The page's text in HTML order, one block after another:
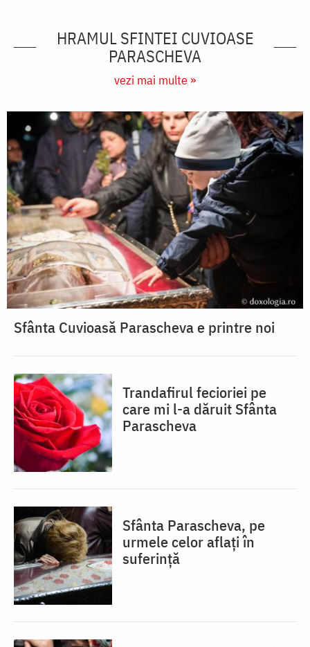
HRAMUL SFINTEI CUVIOASE
PARASCHEVA
vezi mai multe »
Sfânta Cuvioasă Parascheva e printre noi
Trandafirul fecioriei pe
care mi l-a dăruit Sfânta
Parascheva
Sfânta Parascheva, pe
urmele celor aflați în
suferință